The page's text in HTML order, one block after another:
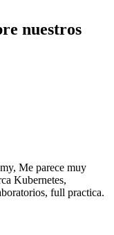
nuestros
Me parece muy
Kubernetes,
full practica.